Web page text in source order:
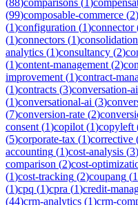
(99)composable-commerce (2)
(1)configuration (1)connector
(1)connectors (1)consolidation
analytics (1)consultancy (2)
(1)content-management (2)
improvement (1)contract-
(1)contracts (3)conversation-ai
(1)conversational-ai (3)
(7)conversion-rate (2)
consent (1)copilot (1)copyleft
(5)corporate-tax (1)corrective
accounting (1)cost-analysis (3)
comparison (2)cost-
(1)cost-tracking (2)coupang (1
(1)cpq (1)cpra (1)credit-
(44)crm-analytics (1)crm-